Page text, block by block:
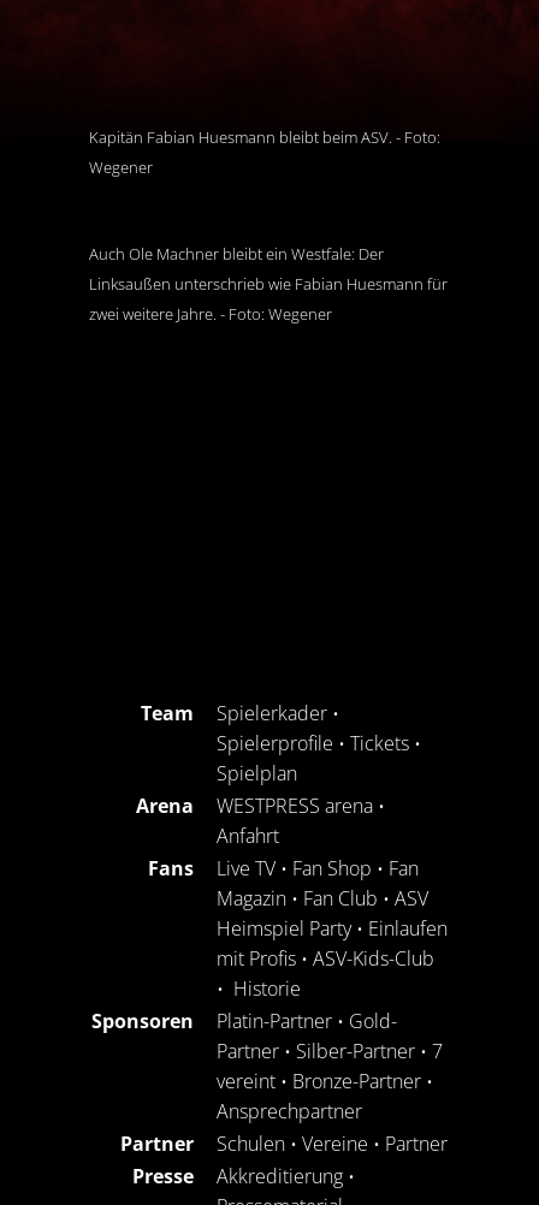
Kapitän Fabian Huesmann bleibt beim ASV. - Foto:
Wegener
Auch Ole Machner bleibt ein Westfale: Der
Linksaußen unterschrieb wie Fabian Huesmann für
zwei weitere Jahre. - Foto: Wegener
Team Spielerkader •
Spielerprofile • Tickets •
Spielplan
Arena
WESTPRESS arena •
Anfahrt
Fans
Live TV • Fan Shop • Fan
Magazin • Fan Club • ASV
Heimspiel Party• Einlaufen
mit Profis • ASV-Kids-Club
• Historie
Sponsoren
Platin-Partner • Gold-
Partner • Silber-Partner • 7
vereint • Bronze-Partner •
Ansprechpartner
Partner
Schulen • Vereine • Partner
Presse
Akkreditierung •